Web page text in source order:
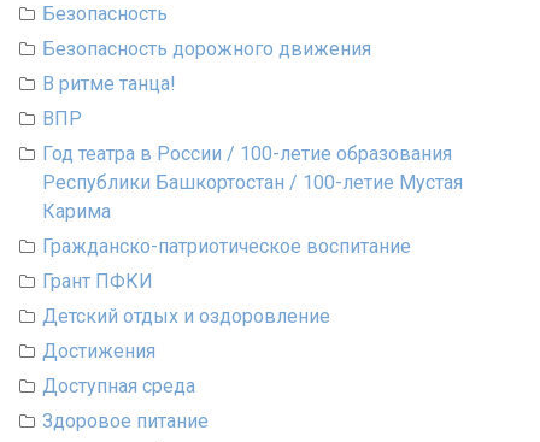
Безопасность
Безопасность дорожного движения
В ритме танца!
ВПР
Год театра в России / 100-летие образования
Республики Башкортостан / 100-летие Мустая
Карима
Гражданско-патриотическое воспитание
Грант ПФКИ
Детский отдых и оздоровление
Достижения
Доступная среда
Здоровое питание